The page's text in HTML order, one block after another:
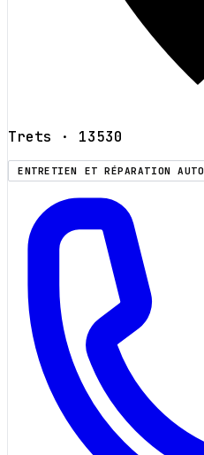
Trets · 13530
ENTRETIEN ET RÉPARATION AUTO